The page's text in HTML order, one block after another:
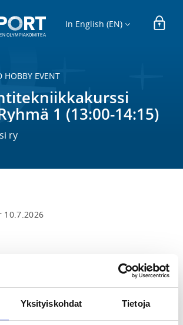
Yksityiskohdat Tietoja
In English (EN)
HOBBY EVENT
1 (13:00-14:15)
ry
10.7.2026